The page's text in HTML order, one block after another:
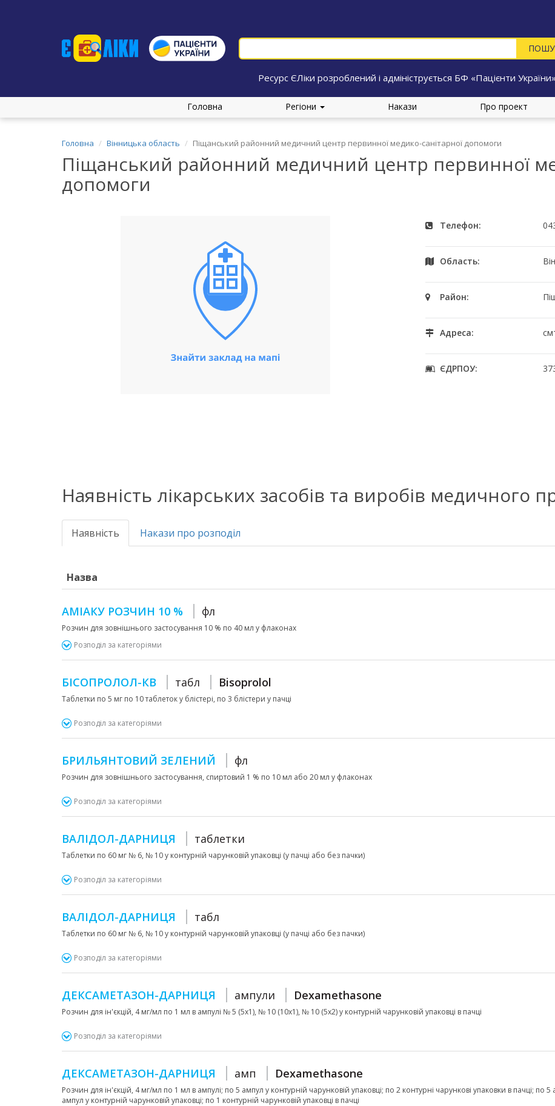
Ресурс ЄЛіки розроблений і адмініструється БФ «Пацієнти України»
Головна Регіони Накази Про проект
Головна Вінницька область Піщанський районний медичний центр первинної медико-санітарної допомоги
Піщанський районний медичний центр первинної
допомоги
Телефон:
Область:
Район:
Адреса:
ЄДРПОУ:
Наявність лікарських засобів та виробів медичного
Наявність Накази про розподіл
Назва
АМІАКУ РОЗЧИН 10 % фл
Розчин для зовнішнього застосування 10 % по 40 мл у флаконах
Розподіл за категоріями
БІСОПРОЛОЛ-КВ табл Bisoprolol
Таблетки по 5 мг по 10 таблеток у блістері, по 3 блістери у пачці
Розподіл за категоріями
БРИЛЬЯНТОВИЙ ЗЕЛЕНИЙ фл
Розчин для зовнішнього застосування, спиртовий 1 % по 10 мл або 20 мл у флаконах
Розподіл за категоріями
ВАЛІДОЛ-ДАРНИЦЯ таблетки
Таблетки по 60 мг № 6, № 10 у контурній чарунковій упаковці (у пачці або без пачки)
Розподіл за категоріями
ВАЛІДОЛ-ДАРНИЦЯ табл
Таблетки по 60 мг № 6, № 10 у контурній чарунковій упаковці (у пачці або без пачки)
Розподіл за категоріями
ДЕКСАМЕТАЗОН-ДАРНИЦЯ ампули Dexamethasone
Розчин для ін'єкцій, 4 мг/мл по 1 мл в ампулі № 5 (5х1), № 10 (10х1), № 10 (5х2) у контурній чарунковій упаковці в пачці
Розподіл за категоріями
ДЕКСАМЕТАЗОН-ДАРНИЦЯ амп Dexamethasone
Розчин для ін'єкцій, 4 мг/мл по 1 мл в ампулі; по 5 ампул у контурній чарунковій упаковці; по 2 контурні чарункові упаковки в пачці; по
ампул у контурній чарунковій упаковці; по 1 контурній чарунковій упаковці в пачці